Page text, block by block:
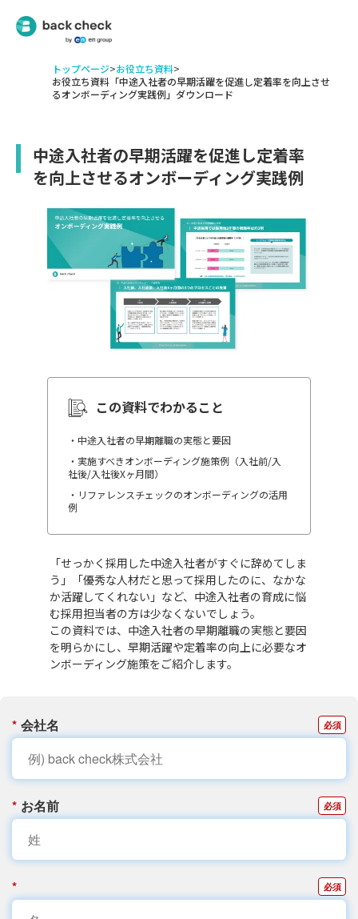
トップページ>お役立ち資料>
お役立ち資料「中途入社者の早期活躍を促進し定着率を向上させ
るオンボーディング実践例」ダウンロード
中途入社者の早期活躍を促進し定着率
を向上させるオンボーディング実践例
この資料でわかること
・中途入社者の早期離職の実態と要因
・実施すべきオンボーディング施策例（入社前/入
社後/入社後Xヶ月間）
・リファレンスチェックのオンボーディングの活用
例
「せっかく採用した中途入社者がすぐに辞めてしま
う」「優秀な人材だと思って採用したのに、なかな
か活躍してくれない」など、中途入社者の育成に悩
む採用担当者の方は少なくないでしょう。
この資料では、中途入社者の早期離職の実態と要因
を明らかにし、早期活躍や定着率の向上に必要なオ
ンボーディング施策をご紹介します。
* 会社名
* お名前
*